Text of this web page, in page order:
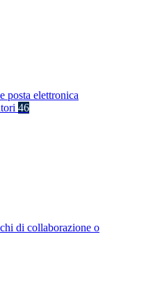
posta elettronica
46
di collaborazione o